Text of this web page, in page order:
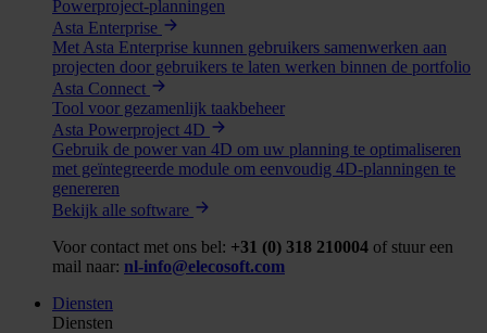
Powerproject-planningen
Asta Enterprise
Met Asta Enterprise kunnen gebruikers samenwerken aan
projecten door gebruikers te laten werken binnen de portfolio
Asta Connect
Tool voor gezamenlijk taakbeheer
Asta Powerproject 4D
Gebruik de power van 4D om uw planning te optimaliseren
met geïntegreerde module om eenvoudig 4D-planningen te
genereren
Bekijk alle software
Voor contact met ons bel: +31 (0) 318 210004 of stuur een
mail naar: nl-info@elecosoft.com
Diensten
Diensten